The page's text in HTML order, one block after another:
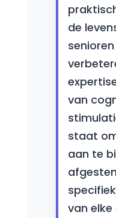
de
van
staat
aan te
van elke